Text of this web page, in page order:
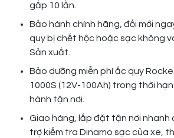
gấp 10 lần.
Bảo hành chính hãng, đổi mới
quy bị chết hộc hoặc sạc không
Sản xuất.
Bảo dưỡng miễn phí ắc quy
1000S (12V-100Ah) trong thời
hành tận nơi.
Giao hàng, lắp đặt tận nơi nhanh
trợ kiểm tra Dinamo sạc của xe,